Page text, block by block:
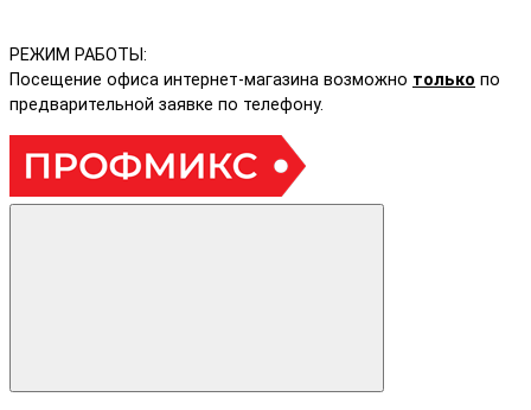
РЕЖИМ РАБОТЫ:
Посещение офиса интернет-магазина возможно только по
предварительной заявке по телефону.